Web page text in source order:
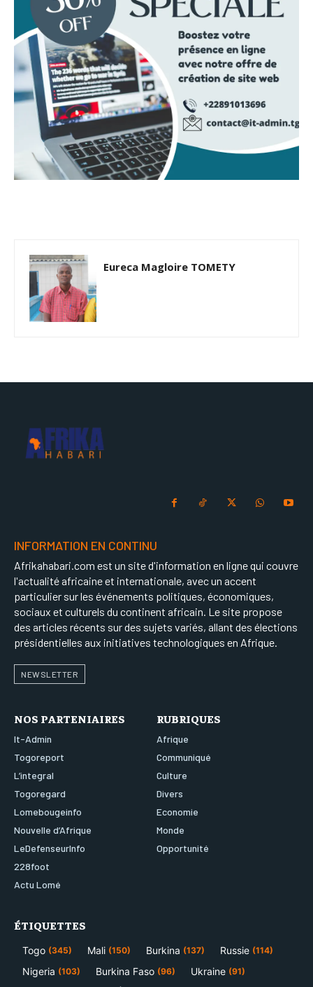
Eureca Magloire TOMETY
INFORMATION EN CONTINU
Afrikahabari.com est un site d'information en ligne qui couvre
l'actualité africaine et internationale, avec un accent
particulier sur les événements politiques, économiques,
sociaux et culturels du continent africain. Le site propose
des articles récents sur des sujets variés, allant des élections
présidentielles aux initiatives technologiques en Afrique.
NEWSLETTER
NOS PARTENIAIRES
It-Admin
Togoreport
L’integral
Togoregard
Lomebougeinfo
Nouvelle d’Afrique
LeDefenseurInfo
228foot
Actu Lomé
RUBRIQUES
Afrique
Communiqué
Culture
Divers
Economie
Monde
Opportunité
ÉTIQUETTES
Togo (345) Mali (150) Burkina (137) Russie (114)
Nigeria (103) Burkina Faso (96) Ukraine (91)